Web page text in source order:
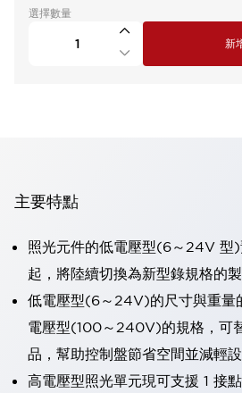
選擇數量
新
主要特點
照光元件的低電壓型(6～24V 型
起，將陸續切換為新型錄規格的製
低電壓型(6～24V)的尺寸與重量
電壓型(100～240V)的規格，可
品，幫助控制盤節省空間並減輕設
高電壓型照光單元現可支援 1 接